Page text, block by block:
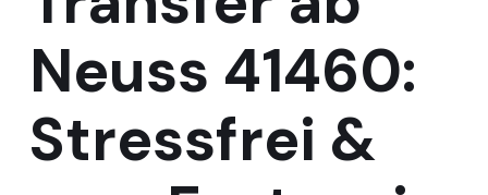
Neuss 41460:
Stressfrei &